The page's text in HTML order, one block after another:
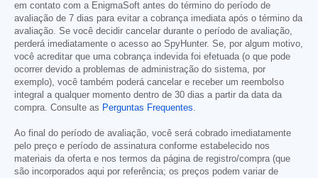
em contato com a EnigmaSoft antes do término do período de
avaliação de 7 dias para evitar a cobrança imediata após o término da
avaliação. Se você decidir cancelar durante o período de avaliação,
perderá imediatamente o acesso ao SpyHunter. Se, por algum motivo,
você acreditar que uma cobrança indevida foi efetuada (o que pode
ocorrer devido a problemas de administração do sistema, por
exemplo), você também poderá cancelar e receber um reembolso
integral a qualquer momento dentro de 30 dias a partir da data da
compra. Consulte as Perguntas Frequentes.
Ao final do período de avaliação, você será cobrado imediatamente
pelo preço e período de assinatura conforme estabelecido nos
materiais da oferta e nos termos da página de registro/compra (que
são incorporados aqui por referência; os preços podem variar de